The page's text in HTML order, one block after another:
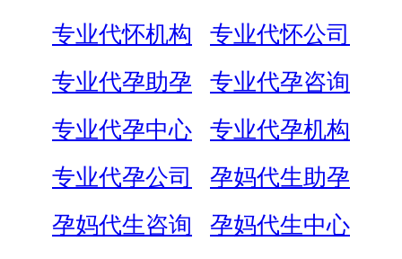
专业代怀机构
专业代怀公司
专业代孕助孕
专业代孕咨询
专业代孕中心
专业代孕机构
专业代孕公司
孕妈代生助孕
孕妈代生咨询
孕妈代生中心